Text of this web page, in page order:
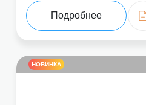
Подробнее
НОВИНКА